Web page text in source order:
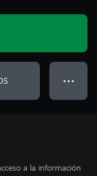
● ● ●
a la información